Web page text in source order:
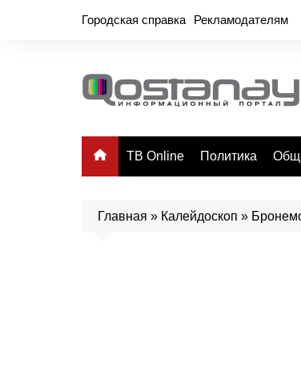
Городская справка Рекламодателям
ТВ Online Политика
Главная » Калейдоскоп »